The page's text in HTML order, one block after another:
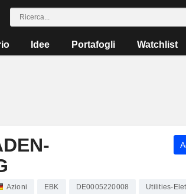
Idee Portafogli Watchlist
Azioni EBK DE0005220008 Utilities-